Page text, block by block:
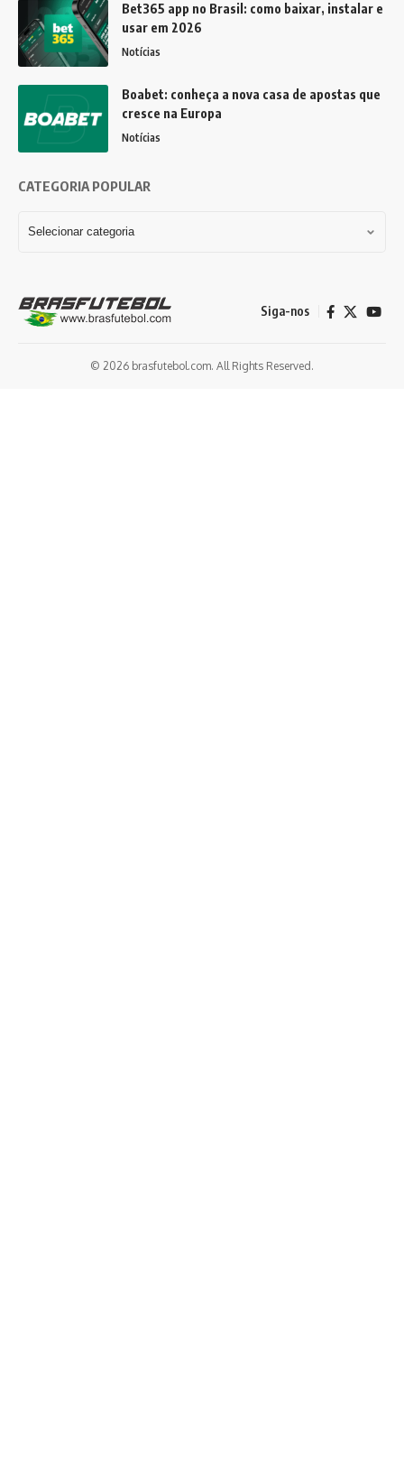
Bet365 app no Brasil: como baixar, instalar e
usar em 2026
Notícias
Boabet: conheça a nova casa de apostas que
cresce na Europa
Notícias
CATEGORIA POPULAR
Siga-nos
© 2026 brasfutebol.com. All Rights Reserved.